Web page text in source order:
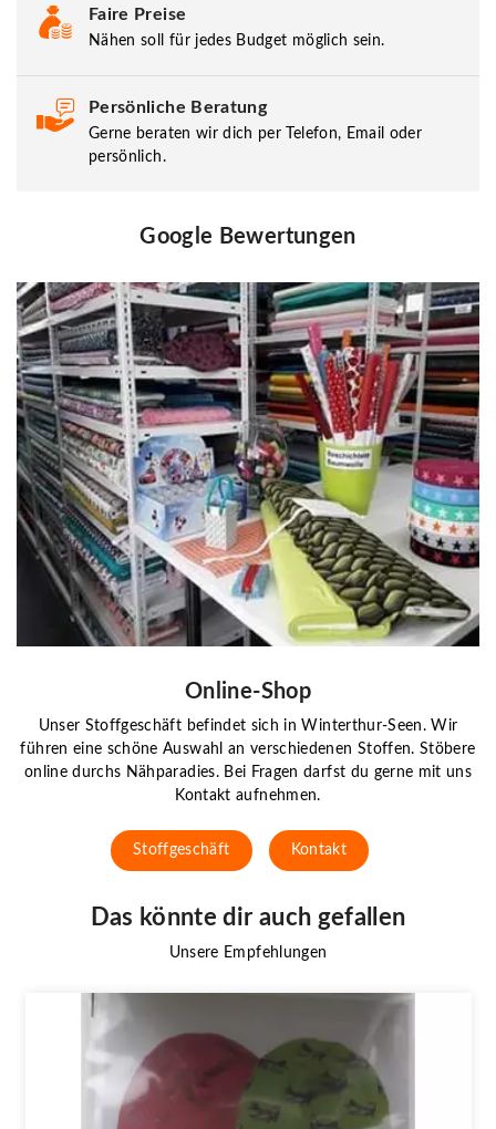
Faire Preise
Nähen soll für jedes Budget möglich sein.
Persönliche Beratung
Gerne beraten wir dich per Telefon, Email oder
persönlich.
Google Bewertungen
Online-Shop
Unser Stoffgeschäft befindet sich in Winterthur-Seen. Wir
führen eine schöne Auswahl an verschiedenen Stoffen. Stöbere
online durchs Nähparadies. Bei Fragen darfst du gerne mit uns
Kontakt aufnehmen.
Stoffgeschäft Kontakt
Das könnte dir auch gefallen
Unsere Empfehlungen